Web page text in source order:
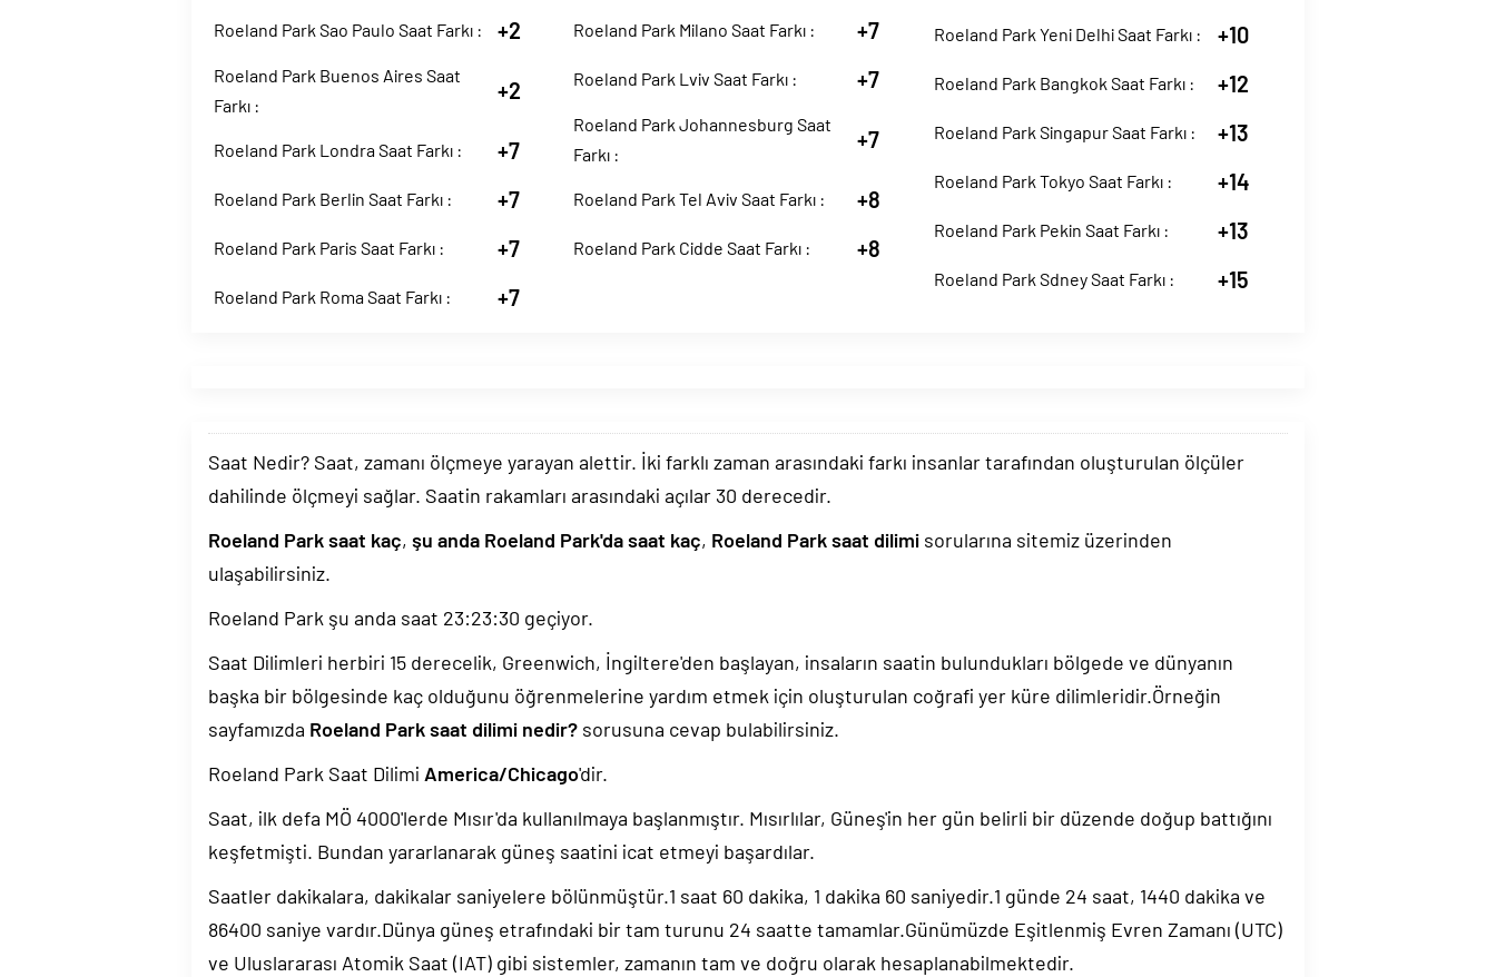
Roeland Park Sao Paulo Saat Farkı : +2
Roeland Park Buenos Aires Saat
Farkı :
+2
Roeland Park Londra Saat Farkı : +7
Roeland Park Berlin Saat Farkı : +7
Roeland Park Paris Saat Farkı : +7
Roeland Park Roma Saat Farkı : +7
Roeland Park Milano Saat Farkı : +7
Roeland Park Lviv Saat Farkı : +7
Roeland Park Johannesburg Saat
Farkı :
+7
Roeland Park Tel Aviv Saat Farkı : +8
Roeland Park Cidde Saat Farkı : +8
Roeland Park Yeni Delhi Saat Farkı : +10
Roeland Park Bangkok Saat Farkı : +12
Roeland Park Singapur Saat Farkı : +13
Roeland Park Tokyo Saat Farkı : +14
Roeland Park Pekin Saat Farkı : +13
Roeland Park Sdney Saat Farkı : +15
Saat Nedir? Saat, zamanı ölçmeye yarayan alettir. İki farklı zaman arasındaki farkı insanlar tarafından oluşturulan ölçüler
dahilinde ölçmeyi sağlar. Saatin rakamları arasındaki açılar 30 derecedir.
Roeland Park saat kaç, şu anda Roeland Park'da saat kaç, Roeland Park saat dilimi sorularına sitemiz üzerinden
ulaşabilirsiniz.
Roeland Park şu anda saat 23:23:30 geçiyor.
Saat Dilimleri herbiri 15 derecelik, Greenwich, İngiltere'den başlayan, insaların saatin bulundukları bölgede ve dünyanın
başka bir bölgesinde kaç olduğunu öğrenmelerine yardım etmek için oluşturulan coğrafi yer küre dilimleridir.Örneğin
sayfamızda Roeland Park saat dilimi nedir? sorusuna cevap bulabilirsiniz.
Roeland Park Saat Dilimi America/Chicago'dir.
Saat, ilk defa MÖ 4000'lerde Mısır'da kullanılmaya başlanmıştır. Mısırlılar, Güneş'in her gün belirli bir düzende doğup battığını
keşfetmişti. Bundan yararlanarak güneş saatini icat etmeyi başardılar.
Saatler dakikalara, dakikalar saniyelere bölünmüştür.1 saat 60 dakika, 1 dakika 60 saniyedir.1 günde 24 saat, 1440 dakika ve
86400 saniye vardır.Dünya güneş etrafındaki bir tam turunu 24 saatte tamamlar.Günümüzde Eşitlenmiş Evren Zamanı (UTC)
ve Uluslararası Atomik Saat (IAT) gibi sistemler, zamanın tam ve doğru olarak hesaplanabilmektedir.